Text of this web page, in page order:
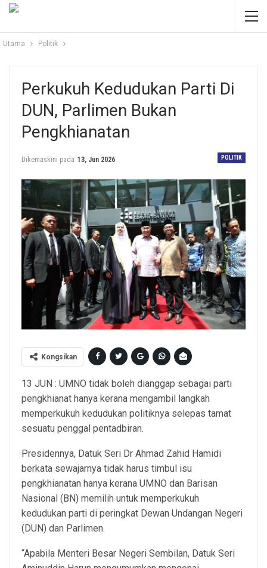
Utama Politik
Perkukuh Kedudukan Parti Di
DUN, Parlimen Bukan
Pengkhianatan
POLITIK
Dikemaskini pada 13, Jun 2026
Kongsikan
13 JUN : UMNO tidak boleh dianggap sebagai parti
pengkhianat hanya kerana mengambil langkah
memperkukuh kedudukan politiknya selepas tamat
sesuatu penggal pentadbiran.
Presidennya, Datuk Seri Dr Ahmad Zahid Hamidi
berkata sewajarnya tidak harus timbul isu
pengkhianatan hanya kerana UMNO dan Barisan
Nasional (BN) memilih untuk memperkukuh
kedudukan parti di peringkat Dewan Undangan Negeri
(DUN) dan Parlimen.
“Apabila Menteri Besar Negeri Sembilan, Datuk Seri